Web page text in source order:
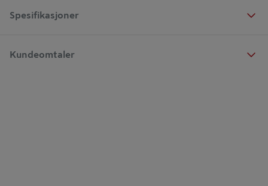
Spesifikasjoner
Kundeomtaler